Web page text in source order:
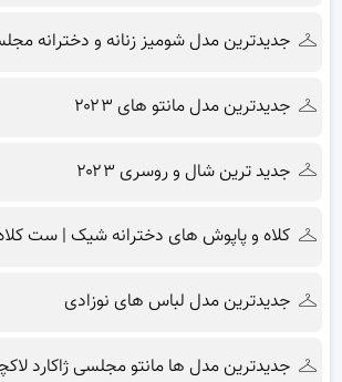
جدیدترین مدل شومیز زنانه و دخترانه
جدیدترین مدل مانتو های ۲۰۲۳
جدید ترین شال و روسری ۲۰۲۳
کلاه و پاپوش های دخترانه شیک | ست
جدیدترین مدل لباس های نوزادی
جدیدترین مدل ها مانتو مجلسی ژاکارد لاکچری